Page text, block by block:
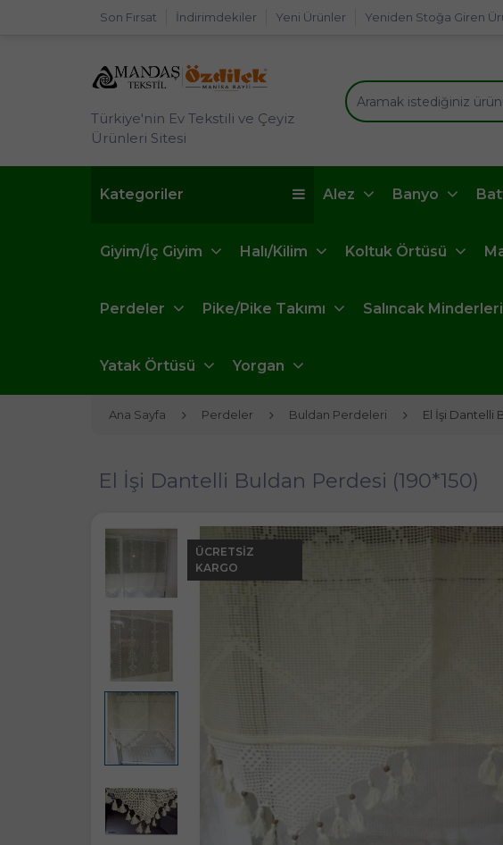
Son Fırsat İndirimdekiler Yeni Ürünler Yeniden Stoğa Giren
Türkiye'nin Ev Tekstili ve Çeyiz
Ürünleri Sitesi
Kategoriler Alez Banyo
Giyim/İç Giyim Halı/Kilim Koltuk Örtüsü
Perdeler Pike/Pike Takımı Salıncak Minderleri
Yatak Örtüsü Yorgan
Ana Sayfa Perdeler Buldan Perdeleri El İşi Dantelli
El İşi Dantelli Buldan Perdesi (190*150)
ÜCRETSIZ
KARGO